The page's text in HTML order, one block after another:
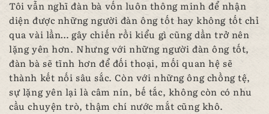
Tôi vẫn nghĩ đàn bà vốn luôn thông minh để nhận
diện được những người đàn ông tốt hay không tốt chỉ
qua vài lần… gây chiến rồi kiểu gì cũng dần trở nên
lặng yên hơn. Nhưng với những người đàn ông tốt,
đàn bà sẽ tĩnh hơn để đối thoại, mối quan hệ sẽ
thành kết nối sâu sắc. Còn với những ông chồng tệ,
sự lặng yên lại là câm nín, bế tắc, không còn có nhu
cầu chuyện trò, thậm chí nước mắt cũng khô.